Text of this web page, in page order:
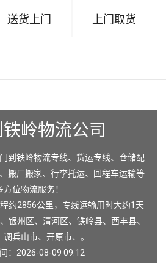
送货上门 上门取货
岭物流公司
到铁岭物流专线、货运专线、仓储配
搬厂搬家、行李托运、回程车运输等
方位物流服务！
约2856公里，专线运输用时大约1天
、 银州区、 清河区、 铁岭县、 西丰县、
调兵山市、 开原市、。
：2026-08-09 09:12